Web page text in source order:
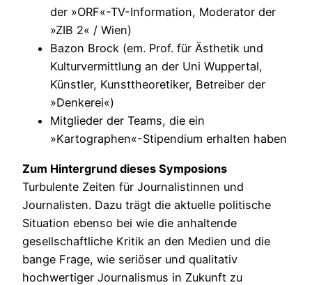
der »ORF«-TV-Information, Moderator der
»ZIB 2« / Wien)
Bazon Brock (em. Prof. für Ästhetik und
Kulturvermittlung an der Uni Wuppertal,
Künstler, Kunsttheoretiker, Betreiber der
»Denkerei«)
Mitglieder der Teams, die ein
»Kartographen«-Stipendium erhalten haben
Zum Hintergrund dieses Symposions
Turbulente Zeiten für Journalistinnen und
Journalisten. Dazu trägt die aktuelle politische
Situation ebenso bei wie die anhaltende
gesellschaftliche Kritik an den Medien und die
bange Frage, wie seriöser und qualitativ
hochwertiger Journalismus in Zukunft zu